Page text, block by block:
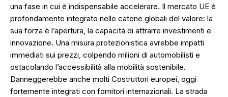
una fase in cui è indispensabile accelerare. Il mercato UE è
profondamente integrato nelle catene globali del valore: la
sua forza è l’apertura, la capacità di attrarre investimenti e
innovazione. Una misura protezionistica avrebbe impatti
immediati sui prezzi, colpendo milioni di automobilisti e
ostacolando l’accessibilità alla mobilità sostenibile.
Danneggerebbe anche molti Costruttori europei, oggi
fortemente integrati con fornitori internazionali. La strada